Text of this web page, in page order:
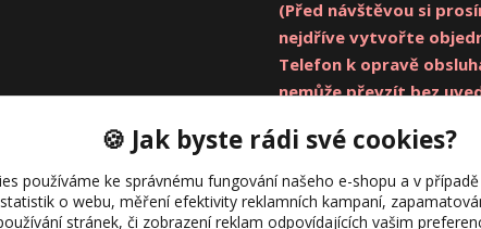
(Před návštěvou si
nejdříve vytvořte
Telefon k opravě
nemůže převzít bez
🍪 Jak byste rádi své cookies?
používáme ke správnému fungování našeho e-shopu a v
o webu, měření efektivity reklamních kampaní,
stránek, či zobrazení reklam odpovídajících vašim